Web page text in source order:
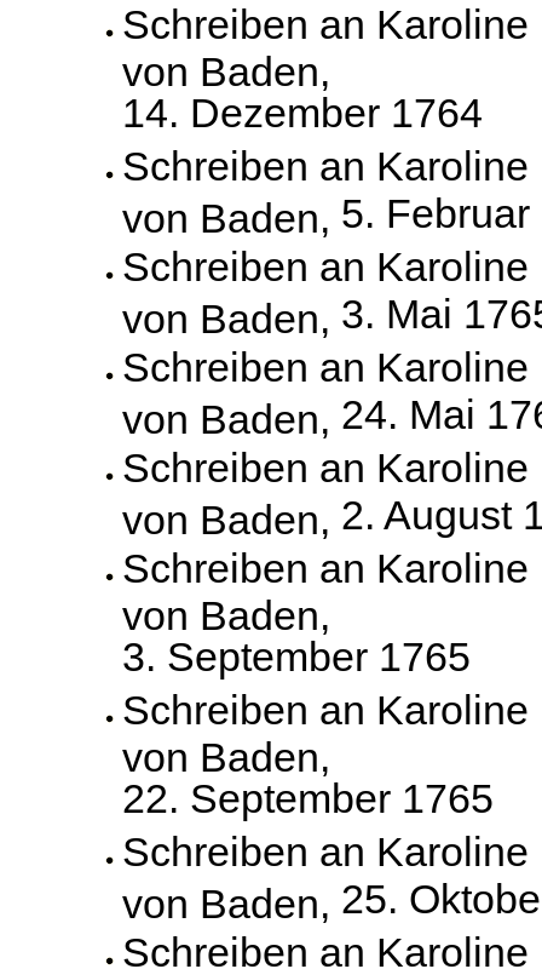
Schreiben an Karoline
von Baden,
14. Dezember 1764
Schreiben an Karoline
von Baden, 5. Februar
Schreiben an Karoline
von Baden, 3. Mai
Schreiben an Karoline
von Baden, 24. Mai
Schreiben an Karoline
von Baden, 2. August
Schreiben an Karoline
von Baden,
3. September 1765
Schreiben an Karoline
von Baden,
22. September 1765
Schreiben an Karoline
von Baden, 25.
Schreiben an Karoline